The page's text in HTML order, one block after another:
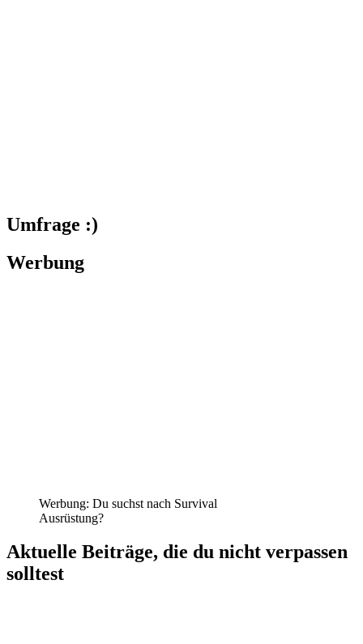
Umfrage :)
Werbung
Werbung: Du suchst nach Survival
Ausrüstung?
Aktuelle Beiträge, die du nicht verpassen
solltest